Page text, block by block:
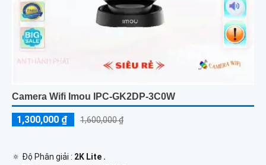
Camera Wifi Imou IPC-GK2DP-3C0W
1,300,000 ₫ 1,600,000 ₫
🔅 Độ Phân giải : 2K Lite .